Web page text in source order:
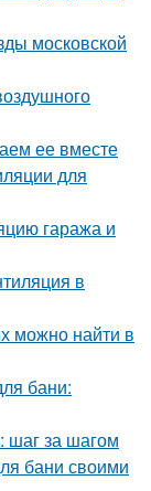
московской
ее вместе
для
гаража и
в
можно найти в
бани:
шаг за шагом
бани своими